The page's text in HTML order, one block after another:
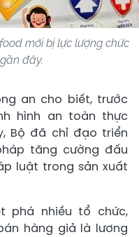
mới bị lực lượng chức
đây.
an cho biết, trước
hình an toàn thực
Bộ đã chỉ đạo triển
tăng cường đấu
luật trong sản xuất
phá nhiều tổ chức,
hàng giả là lương